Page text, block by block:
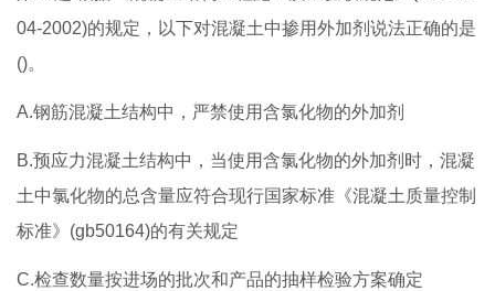
04-2002)的规定，以下对混凝土中掺用外加剂说法正确的是
()。
A.钢筋混凝土结构中，严禁使用含氯化物的外加剂
B.预应力混凝土结构中，当使用含氯化物的外加剂时，混凝
土中氯化物的总含量应符合现行国家标准《混凝土质量控制
标准》(gb50164)的有关规定
C.检查数量按进场的批次和产品的抽样检验方案确定